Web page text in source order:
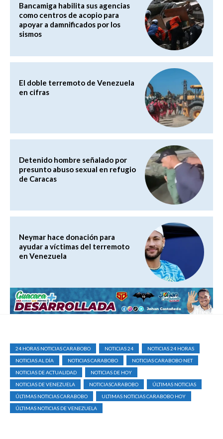
Bancamiga habilita sus agencias
como centros de acopio para
apoyar a damnificados por los
sismos
El doble terremoto de Venezuela
en cifras
Detenido hombre señalado por
presunto abuso sexual en refugio
de Caracas
Neymar hace donación para
ayudar a víctimas del terremoto
en Venezuela
24 HORAS NOTICIAS CARABOBO NOTICIAS 24
NOTICIAS 24 HORAS
NOTICIAS AL DÍA
NOTICIAS CARABOBO
NOTICIAS CARABOBO NET
NOTICIAS DE ACTUALIDAD
NOTICIAS DE HOY
NOTICIAS DE VENEZUELA
NOTICIASCARABOBO
ÚLTIMAS NOTICIAS
ÚLTIMAS NOTICIAS CARABOBO
ULTIMAS NOTICIAS CARABOBO HOY
ÚLTIMAS NOTICIAS DE VENEZUELA